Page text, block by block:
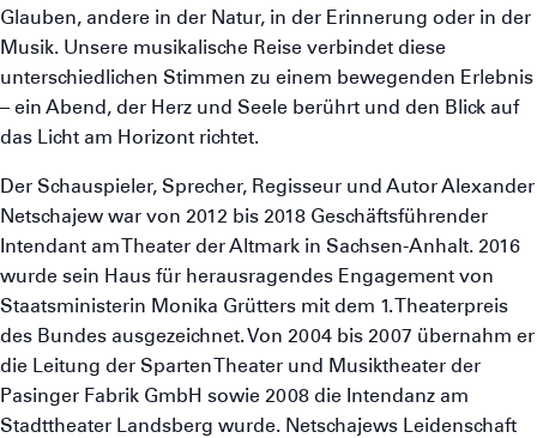
Glauben, andere in der Natur, in der Erinnerung oder in der
Musik. Unsere musikalische Reise verbindet diese
unterschiedlichen Stimmen zu einem bewegenden Erlebnis
– ein Abend, der Herz und Seele berührt und den Blick auf
das Licht am Horizont richtet.
Der Schauspieler, Sprecher, Regisseur und Autor Alexander
Netschajew war von 2012 bis 2018 Geschäftsführender
Intendant am Theater der Altmark in Sachsen-Anhalt. 2016
wurde sein Haus für herausragendes Engagement von
Staatsministerin Monika Grütters mit dem 1. Theaterpreis
des Bundes ausgezeichnet. Von 2004 bis 2007 übernahm er
die Leitung der Sparten Theater und Musiktheater der
Pasinger Fabrik GmbH sowie 2008 die Intendanz am
Stadttheater Landsberg wurde. Netschajews Leidenschaft